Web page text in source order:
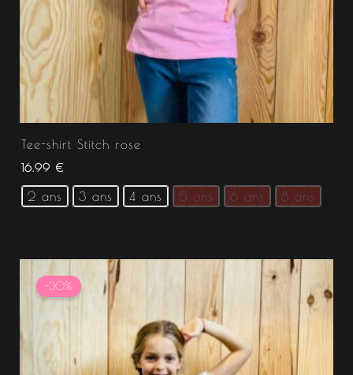
Tee-shirt Stitch rose
16.99 €
2 ans 3 ans 4 ans 5 ans 6 ans 8 ans
-30%
prix
initial
Le
prix
16.09 €.